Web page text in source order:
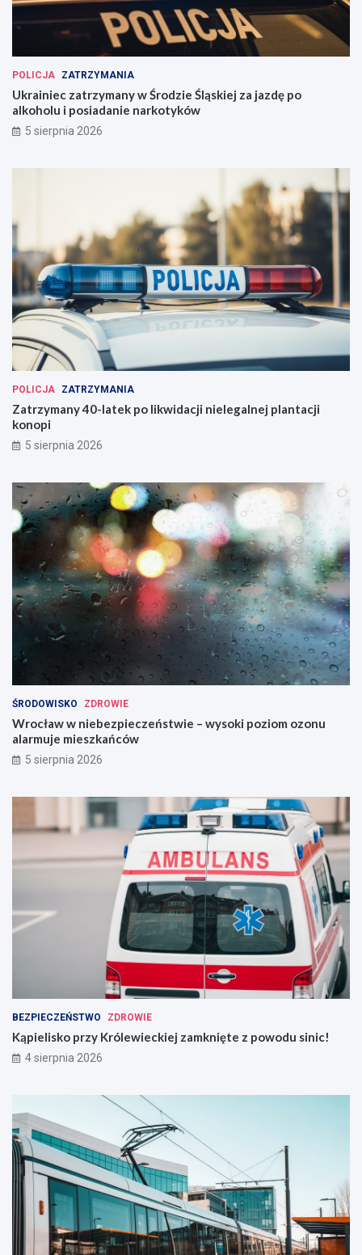
POLICJA ZATRZYMANIA
Ukrainiec zatrzymany w Środzie Śląskiej za jazdę po
alkoholu i posiadanie narkotyków
5 sierpnia 2026
POLICJA ZATRZYMANIA
Zatrzymany 40-latek po likwidacji nielegalnej plantacji
konopi
5 sierpnia 2026
ŚRODOWISKO ZDROWIE
Wrocław w niebezpieczeństwie – wysoki poziom ozonu
alarmuje mieszkańców
5 sierpnia 2026
BEZPIECZEŃSTWO ZDROWIE
Kąpielisko przy Królewieckiej zamknięte z powodu sinic!
4 sierpnia 2026